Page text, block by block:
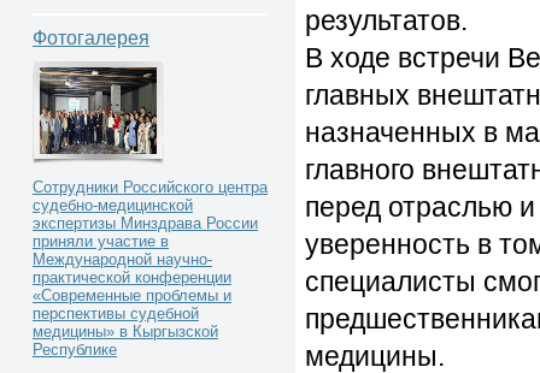
Фотогалерея
Сотрудники Российского центра
судебно-медицинской
экспертизы Минздрава России
приняли участие в
Международной научно-
практической конференции
«Современные проблемы и
перспективы судебной
медицины» в Кыргызской
Республике
результатов.
В ходе встречи
главных
назначенных в
главного
перед отраслью
уверенность в
специалисты
медицины.